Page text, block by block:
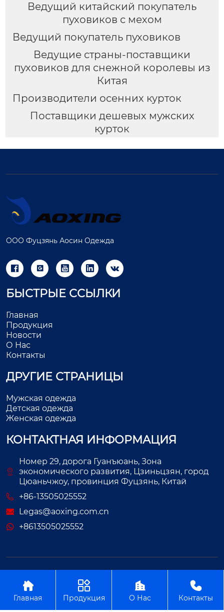
Ведущий китайский покупатель
пуховиков с мехом
Ведущий покупатель пуховиков
Ведущие страны-поставщики
пуховиков для снежной королевы из
Китая
Производители осенних курток
Поставщики дешевых мужских
курток
ООО Фуцзянь Аосин Одежда
    
БЫСТРЫЕ ССЫЛКИ
Главная
Продукция
Новости
О Нас
Контакты
ДРУГИЕ СТРАНИЦЫ
Мужская одежда
Детская одежда
Женская одежда
КОНТАКТНАЯ ИНФОРМАЦИЯ
Номер 29, дорога Гуанъюань, Зона
экономического развития, Цзиньцзян, город
Цюаньчжоу, провинция Фуцзянь, Китай
+86-13505025552
Legas@aoxing.com.cn
+8613505025552

Главная

Продукция

О Нас

Контакты